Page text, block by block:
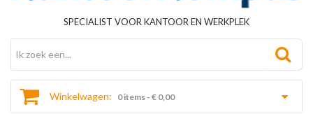
SPECIALIST VOOR KANTOOR EN WERKPLEK
Winkelwagen: 0 items - € 0,00